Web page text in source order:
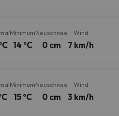
Minimum
14 ºC
Neuschnee
0 cm
Wind
7 km/h
Minimum
15 ºC
Neuschnee
0 cm
Wind
3 km/h